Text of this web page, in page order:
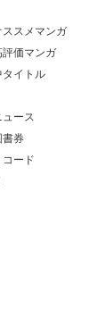
ススメマンガ
評価マンガ
タイトル
ュース
書券
コード